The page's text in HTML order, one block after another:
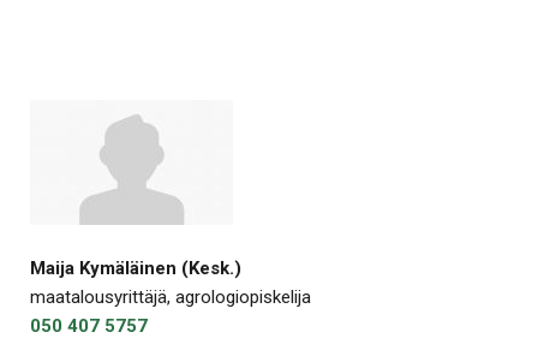
Maija Kymäläinen (Kesk.)
maatalousyrittäjä, agrologiopiskelija
050 407 5757